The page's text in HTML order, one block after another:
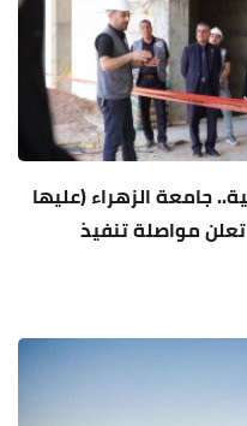
جامعة الزهراء (عليها
تعلن مواصلة تنفيذ